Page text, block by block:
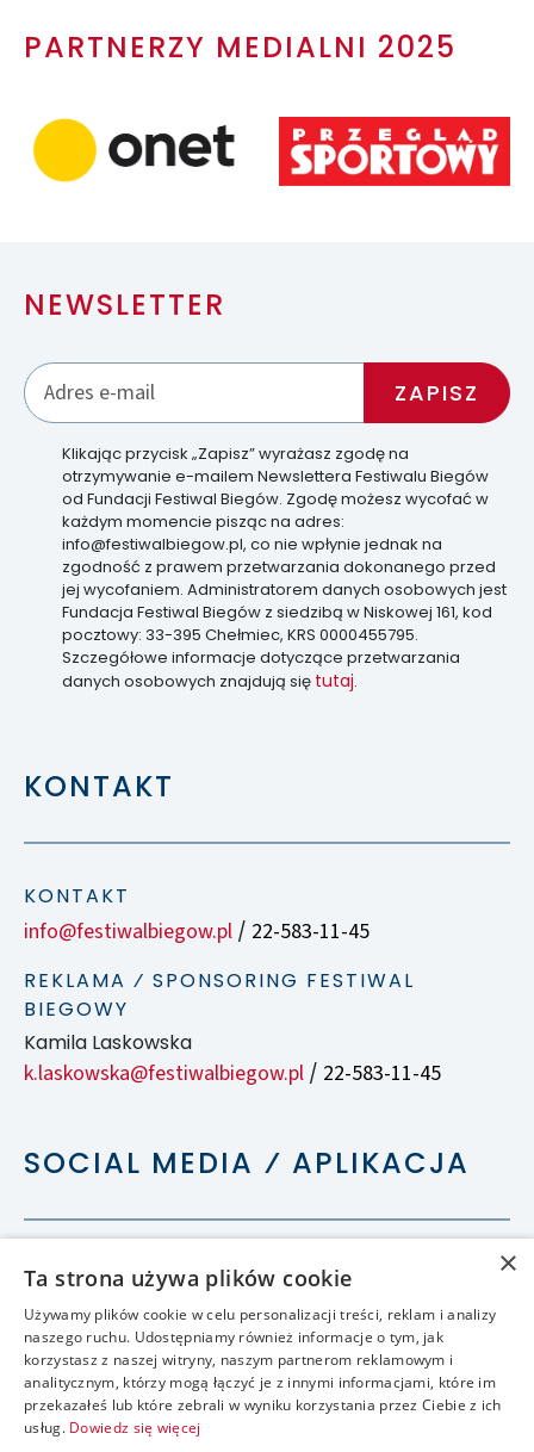
PARTNERZY MEDIALNI 2025
NEWSLETTER
Klikając przycisk „Zapisz” wyrażasz zgodę na
otrzymywanie e-mailem Newslettera Festiwalu Biegów
od Fundacji Festiwal Biegów. Zgodę możesz wycofać w
każdym momencie pisząc na adres:
info@festiwalbiegow.pl, co nie wpłynie jednak na
zgodność z prawem przetwarzania dokonanego przed
jej wycofaniem. Administratorem danych osobowych jest
Fundacja Festiwal Biegów z siedzibą w Niskowej 161, kod
pocztowy: 33-395 Chełmiec, KRS 0000455795.
Szczegółowe informacje dotyczące przetwarzania
danych osobowych znajdują się tutaj.
KONTAKT
KONTAKT
info@festiwalbiegow.pl / 22-583-11-45
REKLAMA ⁄ SPONSORING FESTIWAL
BIEGOWY
Kamila Laskowska
k.laskowska@festiwalbiegow.pl / 22-583-11-45
SOCIAL MEDIA ⁄ APLIKACJA
×
Ta strona używa plików cookie
Używamy plików cookie w celu personalizacji treści, reklam i analizy
naszego ruchu. Udostępniamy również informacje o tym, jak
korzystasz z naszej witryny, naszym partnerom reklamowym i
analitycznym, którzy mogą łączyć je z innymi informacjami, które im
przekazałeś lub które zebrali w wyniku korzystania przez Ciebie z ich
usług. Dowiedz się więcej